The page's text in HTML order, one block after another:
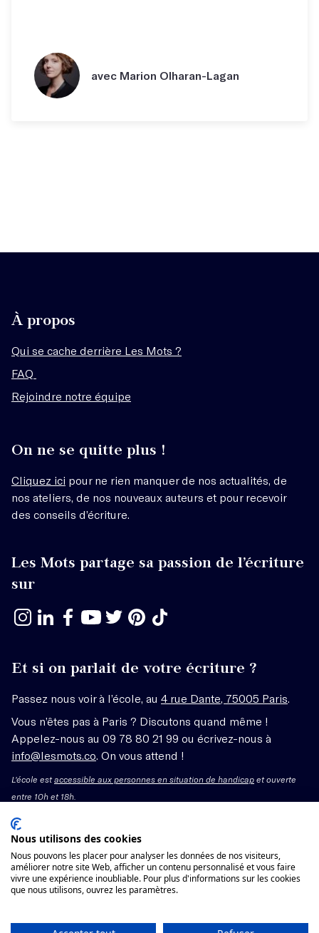
avec Marion Olharan-Lagan
À propos
Qui se cache derrière Les Mots ?
FAQ
Rejoindre notre équipe
On ne se quitte plus !
Cliquez ici pour ne rien manquer de nos actualités, de
nos ateliers, de nos nouveaux auteurs et pour recevoir
des conseils d’écriture.
Les Mots partage sa passion de l’écriture
sur
Et si on parlait de votre écriture ?
Passez nous voir à l’école, au 4 rue Dante, 75005 Paris.
Vous n’êtes pas à Paris ? Discutons quand même !
Appelez-nous au 09 78 80 21 99 ou écrivez-nous à
info@lesmots.co. On vous attend !
L'école estaccessible aux personnes en situation de handicap et ouverte
entre 10h et 18h.
Mentions légales – CGV
Organisme de formation enregistré sous le numéro
11755662775 auprès du préfet de région Île-de-France.
Voir les conditions générales de vente
Nous utilisons des cookies
Nous pouvons les placer pour analyser les données de nos visiteurs,
améliorer notre site Web, afficher un contenu personnalisé et vous faire
vivre une expérience inoubliable. Pour plus d'informations sur les cookies
que nous utilisons, ouvrez les paramètres.